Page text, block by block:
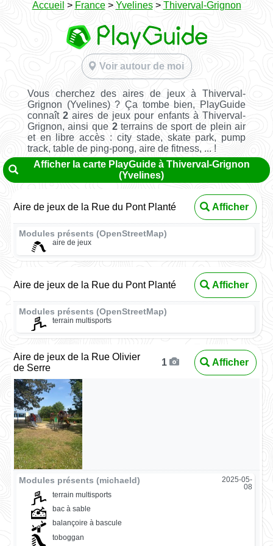
Accueil > France> Yvelines> Thiverval-Grignon
Voir autour de moi
Vous cherchez des aires de jeux à Thiverval-
Grignon (Yvelines) ? Ça tombe bien, PlayGuide
connaît2 aires de jeux pour enfants à Thiverval-
Grignon, ainsi que 2terrains de sport de plein air
et en libre accès : city stade, skate park, pump
track, table de ping-pong, aire de fitness, ... !
Afficher la carte PlayGuide à Thiverval-Grignon
(Yvelines)
Aire de jeux de la Rue du Pont Planté Afficher
Modules présents (OpenStreetMap)
aire de jeux
Aire de jeux de la Rue du Pont Planté Afficher
Modules présents (OpenStreetMap)
terrain multisports
Aire de jeux de la Rue Olivier
de Serre
1 Afficher
Modules présents (michaeld)
2025-05-
08
terrain multisports
bac à sable
balançoire à bascule
toboggan